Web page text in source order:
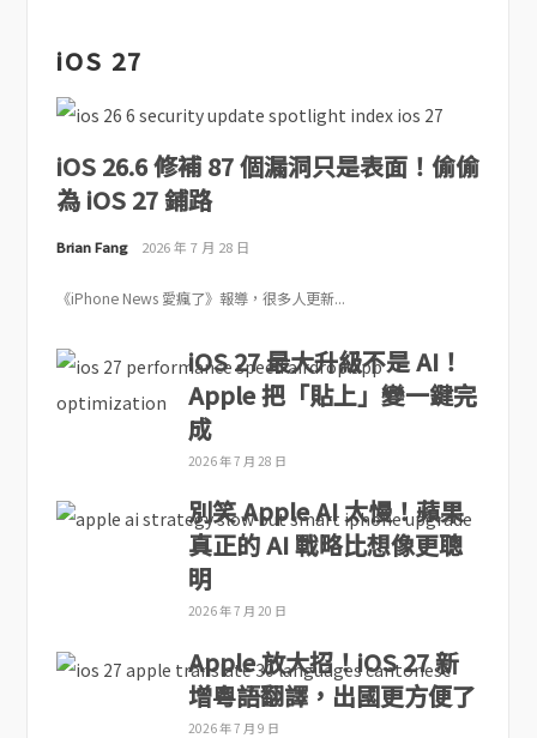
iOS 27
iOS 26.6 修補 87 個漏洞只是表面！偷偷
為 iOS 27 鋪路
Brian Fang 2026 年 7 月 28 日
《iPhone News 愛瘋了》報導，很多人更新...
iOS 27 最大升級不是 AI！
Apple 把「貼上」變一鍵完
成
2026 年 7 月 28 日
別笑 Apple AI 太慢！蘋果
真正的 AI 戰略比想像更聰
明
2026 年 7 月 20 日
Apple 放大招！iOS 27 新
增粵語翻譯，出國更方便了
2026 年 7 月 9 日